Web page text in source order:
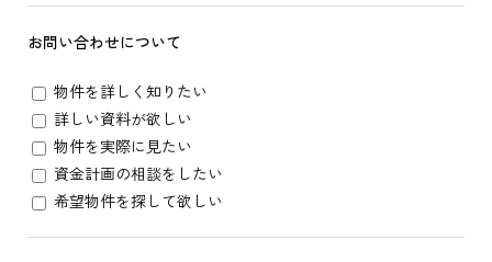
お問い合わせについて
物件を詳しく知りたい
詳しい資料が欲しい
物件を実際に見たい
資金計画の相談をしたい
希望物件を探して欲しい